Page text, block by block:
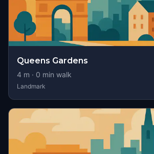
Queens Gardens
4 m · 0 min walk
Landmark